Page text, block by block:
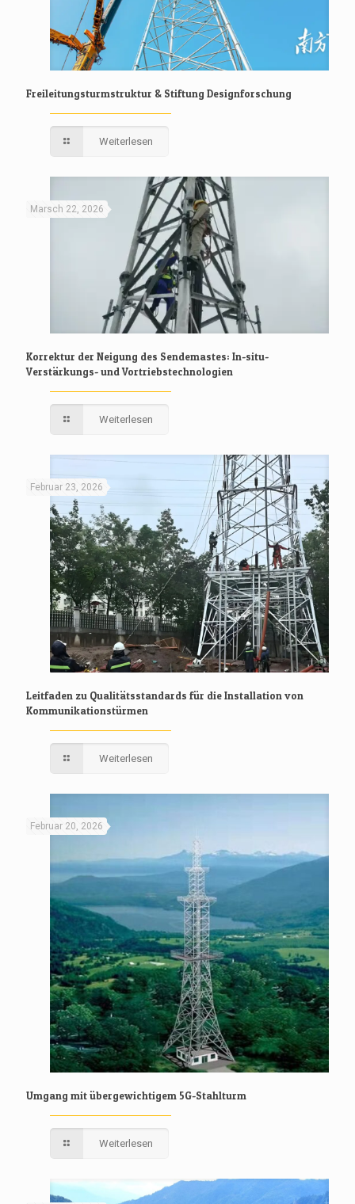
Freileitungsturmstruktur & Stiftung Designforschung
Weiterlesen
Marsch 22, 2026
Korrektur der Neigung des Sendemastes: In-situ-
Verstärkungs- und Vortriebstechnologien
Weiterlesen
Februar 23, 2026
Leitfaden zu Qualitätsstandards für die Installation von
Kommunikationstürmen
Weiterlesen
Februar 20, 2026
Umgang mit übergewichtigem 5G-Stahlturm
Weiterlesen